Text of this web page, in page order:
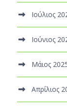
Ιούλιος
Ιούνιος
Μάιος
Απρίλιος